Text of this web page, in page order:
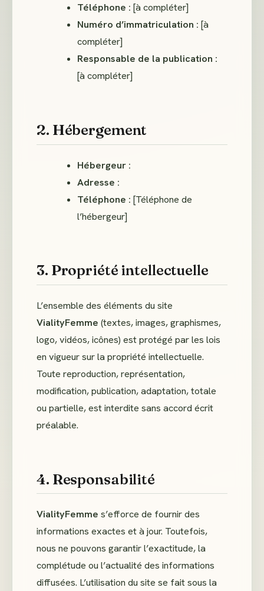
Téléphone : [à compléter]
Numéro d’immatriculation : [à
compléter]
Responsable de la publication :
[à compléter]
2. Hébergement
Hébergeur :
Adresse :
Téléphone : [Téléphone de
l’hébergeur]
3. Propriété intellectuelle
L’ensemble des éléments du site
VialityFemme (textes, images, graphismes,
logo, vidéos, icônes) est protégé par les lois
en vigueur sur la propriété intellectuelle.
Toute reproduction, représentation,
modification, publication, adaptation, totale
ou partielle, est interdite sans accord écrit
préalable.
4. Responsabilité
VialityFemme s’efforce de fournir des
informations exactes et à jour. Toutefois,
nous ne pouvons garantir l’exactitude, la
complétude ou l’actualité des informations
diffusées. L’utilisation du site se fait sous la